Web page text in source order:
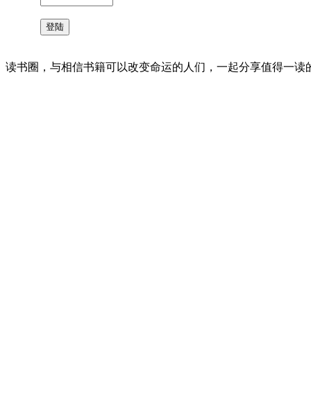
读书圈，与相信书籍可以改变命运的人们，一起分享值得一读